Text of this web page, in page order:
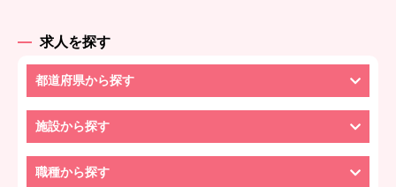
求人を探す
都道府県から探す
施設から探す
職種から探す